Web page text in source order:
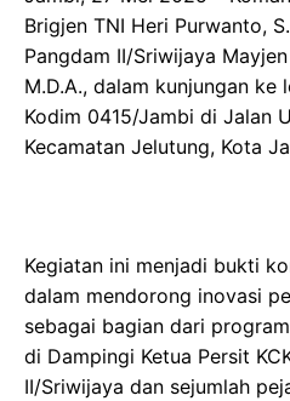
Brigjen TNI Heri Purwanto,
Pangdam II/Sriwijaya
M.D.A., dalam kunjungan ke
Kodim 0415/Jambi di Jalan
Kecamatan Jelutung, Kota
Kegiatan ini menjadi bukti
dalam mendorong inovasi
sebagai bagian dari
di Dampingi Ketua Persit
II/Sriwijaya dan sejumlah